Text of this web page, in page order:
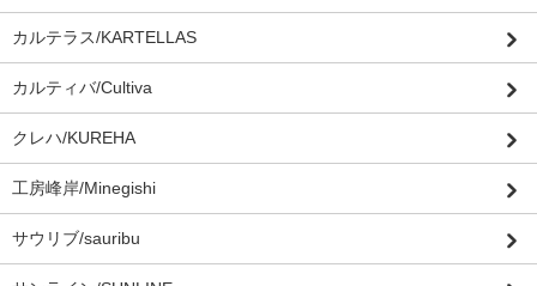
カルテラス/KARTELLAS
カルティバ/Cultiva
クレハ/KUREHA
工房峰岸/Minegishi
サウリブ/sauribu